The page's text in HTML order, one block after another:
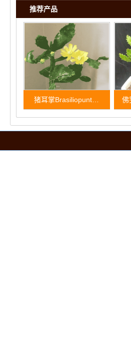
推荐产品
猪耳掌Brasiliopunt… 佛